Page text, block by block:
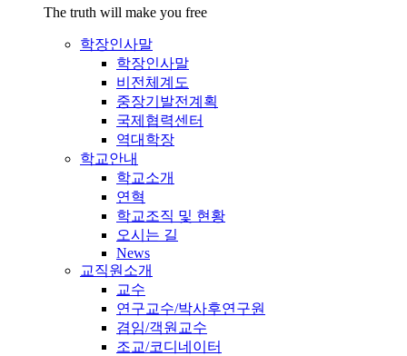
The truth will make you free
학장인사말
학장인사말
비전체계도
중장기발전계획
국제협력센터
역대학장
학교안내
학교소개
연혁
학교조직 및 현황
오시는 길
News
교직원소개
교수
연구교수/박사후연구원
겸임/객원교수
조교/코디네이터